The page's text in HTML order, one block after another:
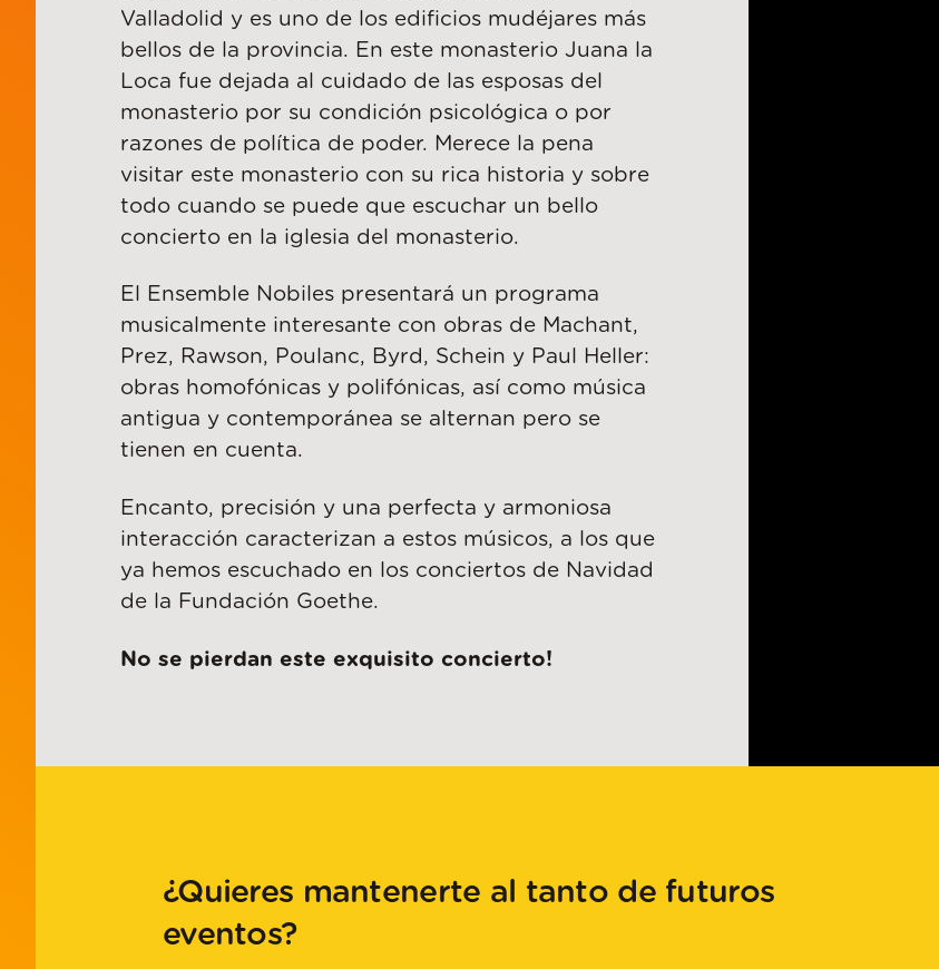
Valladolid y es uno de los edificios mudéjares más
bellos de la provincia. En este monasterio Juana la
Loca fue dejada al cuidado de las esposas del
monasterio por su condición psicológica o por
razones de política de poder. Merece la pena
visitar este monasterio con su rica historia y sobre
todo cuando se puede que escuchar un bello
concierto en la iglesia del monasterio.
El Ensemble Nobiles presentará un programa
musicalmente interesante con obras de Machant,
Prez, Rawson, Poulanc, Byrd, Schein y Paul Heller:
obras homofónicas y polifónicas, así como música
antigua y contemporánea se alternan pero se
tienen en cuenta.
Encanto, precisión y una perfecta y armoniosa
interacción caracterizan a estos músicos, a los que
ya hemos escuchado en los conciertos de Navidad
de la Fundación Goethe.
No se pierdan este exquisito concierto!
¿Quieres mantenerte al tanto de futuros
eventos?